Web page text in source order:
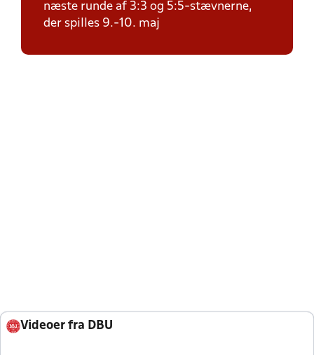
næste runde af 3:3 og 5:5-stævnerne,
der spilles 9.-10. maj
Videoer fra DBU